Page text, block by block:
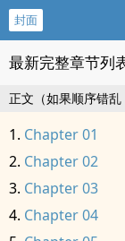
封面
最新完整章节列
正文（如果顺序错乱
Chapter 01
Chapter 02
Chapter 03
Chapter 04